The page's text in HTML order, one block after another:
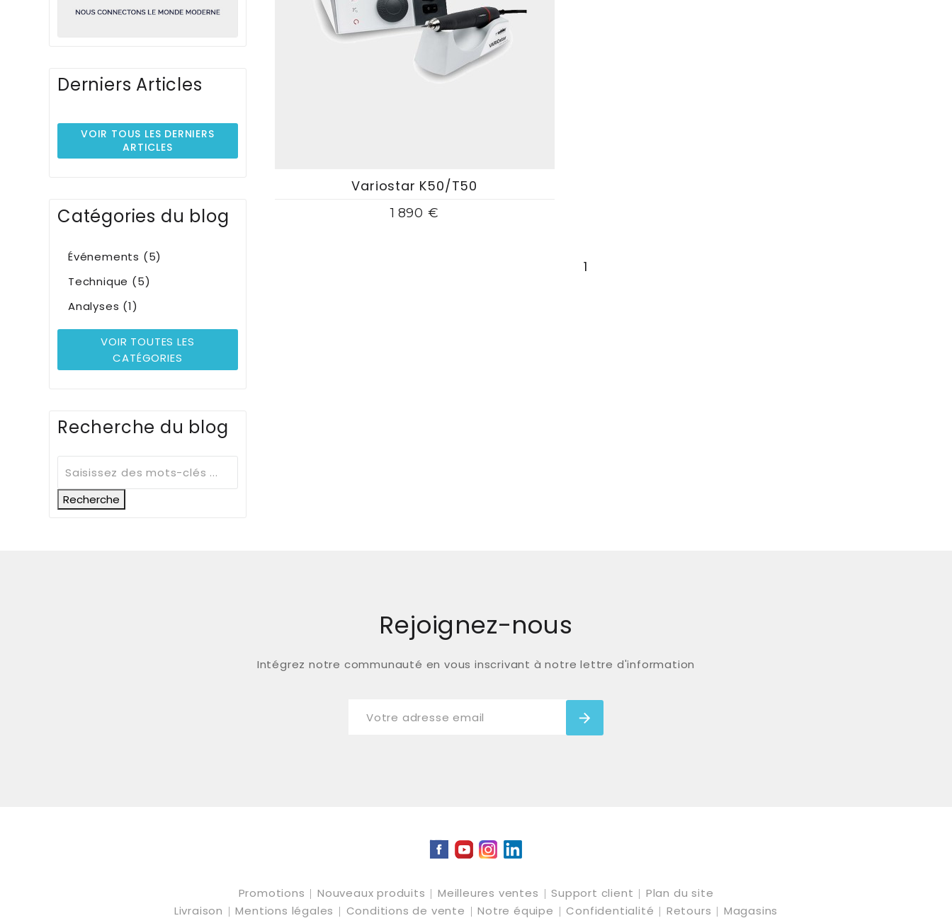
Derniers Articles
VOIR TOUS LES DERNIERS
ARTICLES
Catégories du blog
Événements (5)
Technique (5)
Analyses (1)
VOIR TOUTES LES
CATÉGORIES
Recherche du blog
Variostar K50/T50
1 890 €
1
Rejoignez-nous
Intégrez notre communauté en vous inscrivant à notre lettre d'information
Facebook
YouTubeInstagram
Promotions Nouveaux produits Meilleures ventes Support client
Plan du site
Livraison
Mentions légales Conditions de vente Notre équipe Confidentialité Retours Magasins